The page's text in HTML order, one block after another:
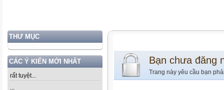
THƯ MỤC
CÁC Ý KIẾN MỚI NHẤT
rất tuyệt...
...
Bạn chưa đăng
Trang này yêu cầu bạn